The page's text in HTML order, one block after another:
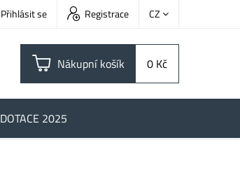
Přihlásit se Registrace CZ
Nákupní košík 0 Kč
DOTACE 2025